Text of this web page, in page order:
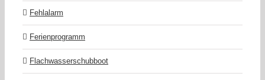
Fehlalarm
Ferienprogramm
Flachwasserschubboot